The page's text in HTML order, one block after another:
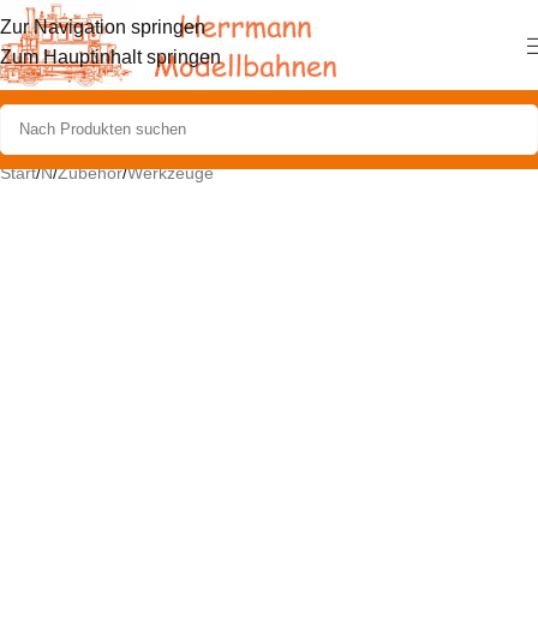
Zur Navigation springen
Zum Hauptinhalt springen
Start/N/Zubehör/Werkzeuge